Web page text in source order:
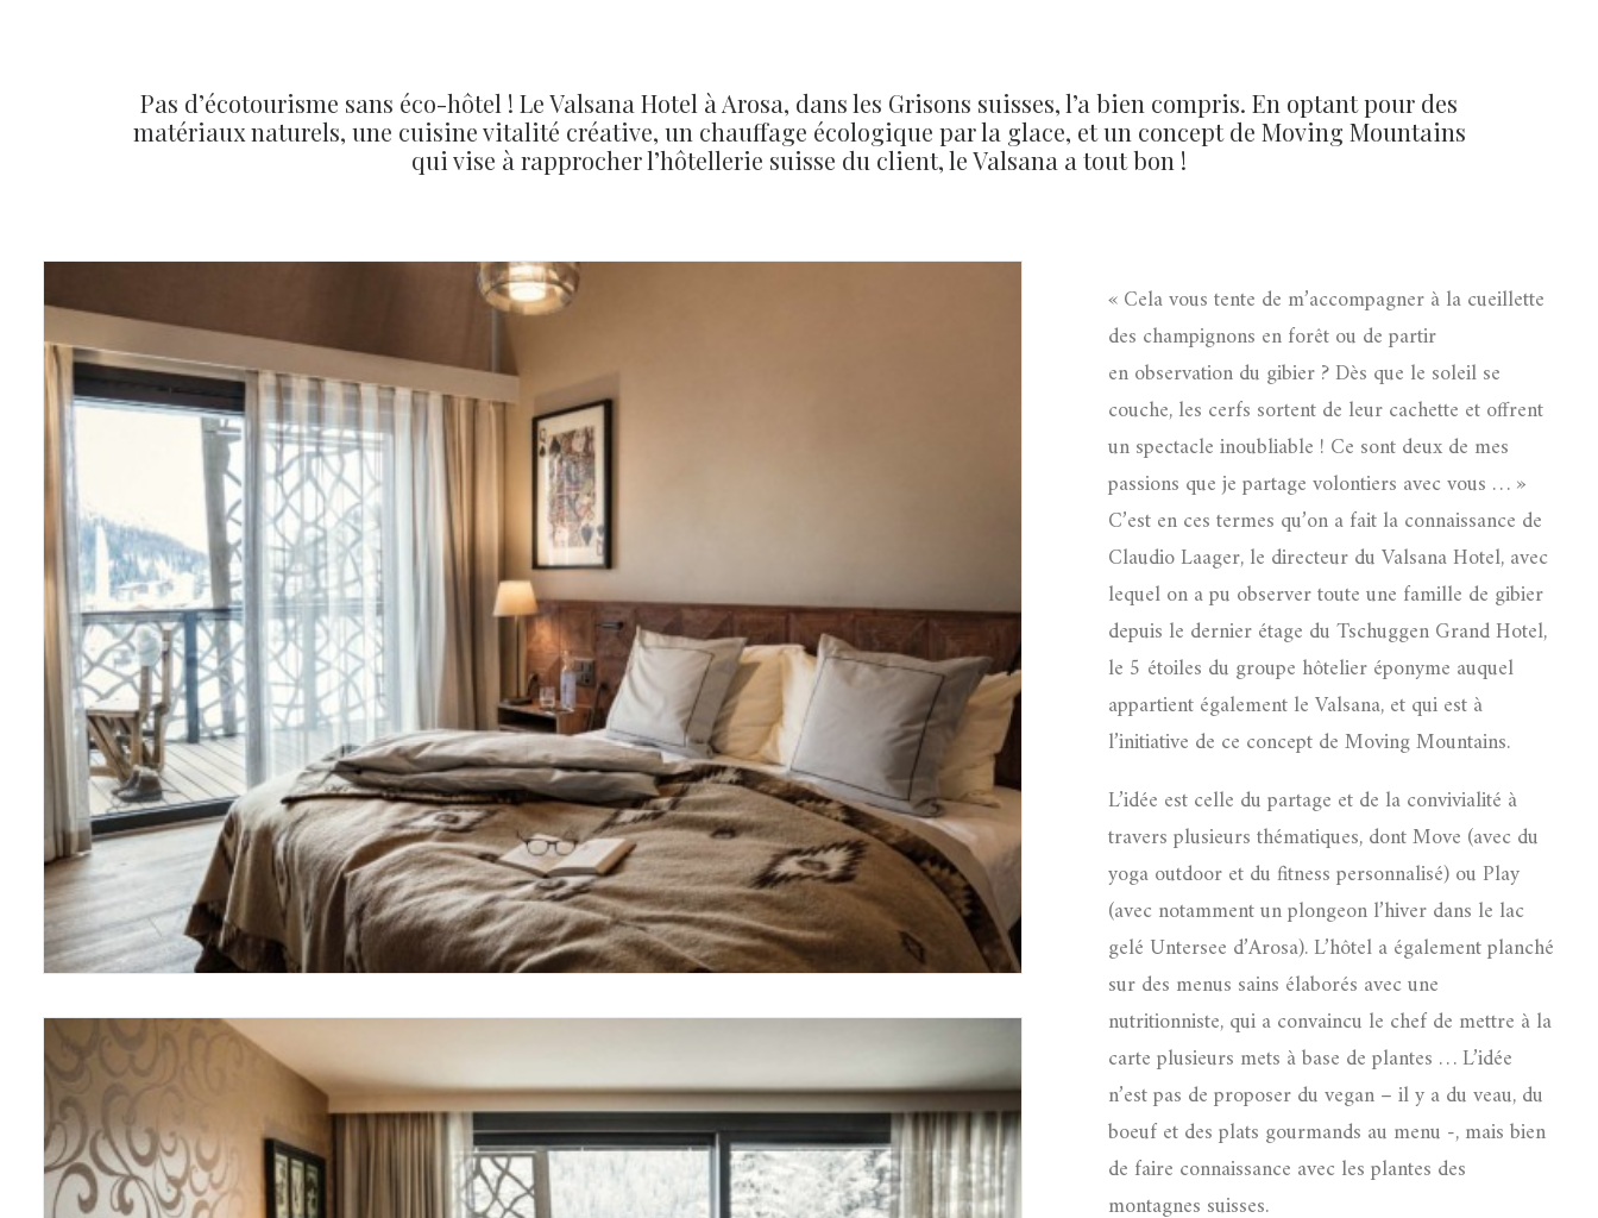
Pas d’écotourisme sans éco-hôtel ! Le Valsana Hotel à Arosa, dans les Grisons suisses, l’a bien compris. En optant pour des
matériaux naturels, une cuisine vitalité créative, un chauffage écologique par la glace, et un concept de Moving Mountains
qui vise à rapprocher l’hôtellerie suisse du client, le Valsana a tout bon !
« Cela vous tente de m’accompagner à la cueillette
des champignons en forêt ou de partir
en observation du gibier ? Dès que le soleil se
couche, les cerfs sortent de leur cachette et offrent
un spectacle inoubliable ! Ce sont deux de mes
passions que je partage volontiers avec vous … »
C’est en ces termes qu’on a fait la connaissance de
Claudio Laager, le directeur du Valsana Hotel, avec
lequel on a pu observer toute une famille de gibier
depuis le dernier étage du Tschuggen Grand Hotel,
le 5 étoiles du groupe hôtelier éponyme auquel
appartient également le Valsana, et qui est à
l’initiative de ce concept de Moving Mountains.
L’idée est celle du partage et de la convivialité à
travers plusieurs thématiques, dont Move (avec du
yoga outdoor et du fitness personnalisé) ou Play
(avec notamment un plongeon l’hiver dans le lac
gelé Untersee d’Arosa). L’hôtel a également planché
sur des menus sains élaborés avec une
nutritionniste, qui a convaincu le chef de mettre à la
carte plusieurs mets à base de plantes … L’idée
n’est pas de proposer du vegan – il y a du veau, du
boeuf et des plats gourmands au menu -, mais bien
de faire connaissance avec les plantes des
montagnes suisses.